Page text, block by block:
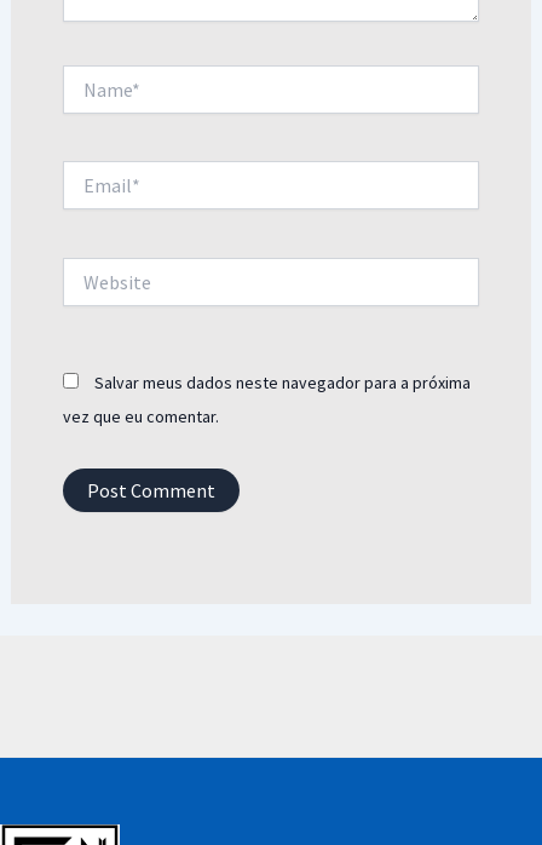
Salvar meus dados neste navegador para a próxima
vez que eu comentar.